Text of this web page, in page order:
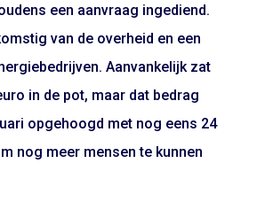
een aanvraag ingediend.
van de overheid en een
Aanvankelijk zat
in de pot, maar dat bedrag
opgehoogd met nog eens 24
nog meer mensen te kunnen